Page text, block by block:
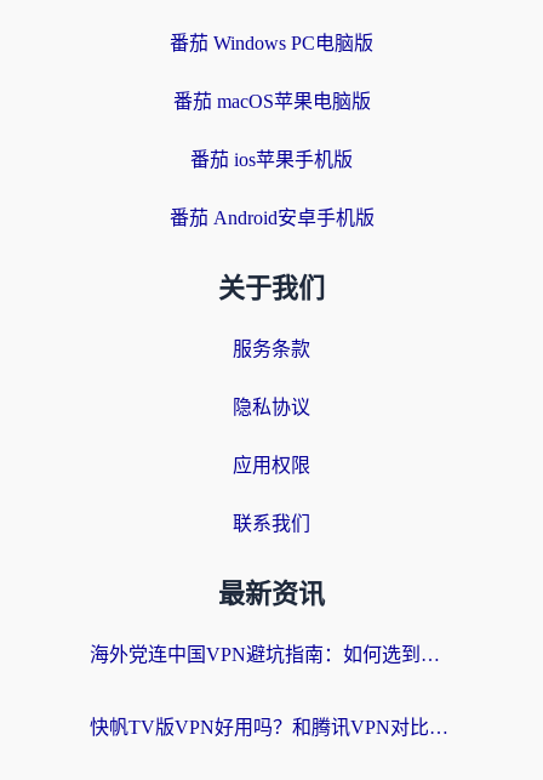
番茄 Windows PC电脑版
番茄 macOS苹果电脑版
番茄 ios苹果手机版
番茄 Android安卓手机版
关于我们
服务条款
隐私协议
应用权限
联系我们
最新资讯
海外党连中国VPN避坑指南：如何选到真正能无缝刷国内资源的加速器？
快帆TV版VPN好用吗？和腾讯VPN对比哪个回国效果更好？海外党必看的真实体验指南